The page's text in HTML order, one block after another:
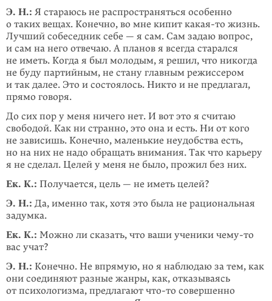
Э. Н.: Я стараюсь не распространяться особенно
о таких вещах. Конечно, во мне кипит какая-то жизнь.
Лучший собеседник себе — я сам. Сам задаю вопрос,
и сам на него отвечаю. А планов я всегда старался
не иметь. Когда я был моло­дым, я решил, что никогда
не буду партийным, не стану главным режиссером
и так далее. Это и состоялось. Никто и не предлагал,
прямо говоря.
До сих пор у меня ничего нет. И вот это я считаю
свободой. Как ни странно, это она и есть. Ни от кого
не зависишь. Конечно, маленькие неудобства есть,
но на них не надо обращать внимания. Так что карьеру
я не сделал. Целей у меня не было, прожил без них.
Ек. К.: Получается, цель — не иметь целей?
Э. Н.: Да, именно так, хотя это была не рациональная
задумка.
Ек. К.: Можно ли сказать, что ваши ученики чему-то
вас учат?
Э. Н.: Конечно. Не впрямую, но я наблюдаю за тем, как
они соединяют разные жанры, как, отказываясь
от психологизма, предлагают что-то совершенно